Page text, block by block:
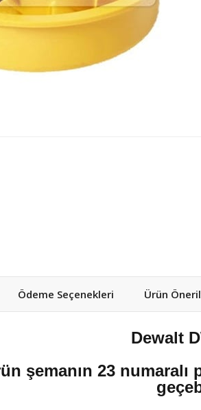
Ödeme Seçenekleri Ürün
Dewalt
şemanın 23